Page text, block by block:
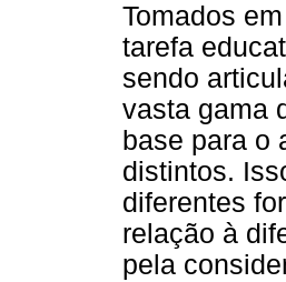
Tomados
tarefa
sendo
vasta gama
base para o
distintos.
diferentes
relação à
pela